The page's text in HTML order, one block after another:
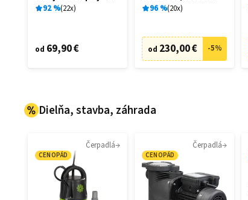
Extra remienok
92% 22x
od 69,90 €
Awesome Black
96 % 20x
od 230,00 € -5%
Dielňa, stavba, záhrada
Čerpadlá
CENOPÁD
Čerpadlá
CENOPÁD